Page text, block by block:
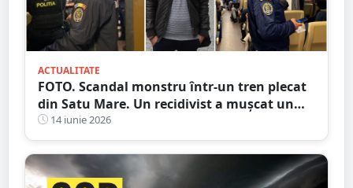
ACTUALITATE
FOTO. Scandal monstru într-un tren plecat
din Satu Mare. Un recidivist a mușcat un
polițist de mână
14 iunie 2026